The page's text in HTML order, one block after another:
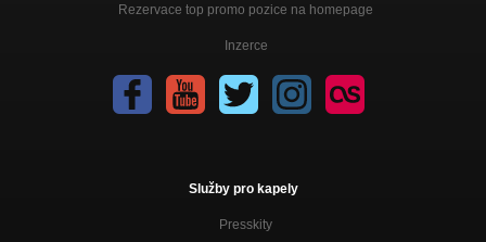
Rezervace top promo pozice na homepage
Inzerce
Služby pro kapely
Presskity